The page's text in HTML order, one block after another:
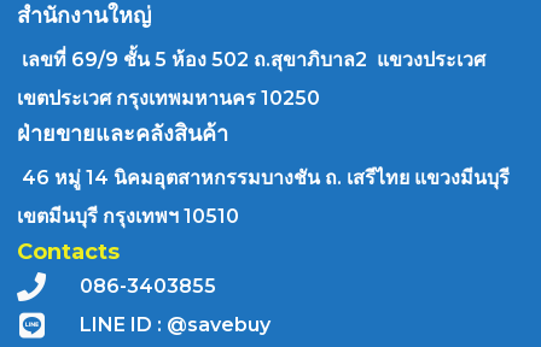
สำนักงานใหญ่
เลขที่ 69/9 ชั้น 5 ห้อง 502 ถ.สุขาภิบาล2 แขวงประเวศ
เขตประเวศ กรุงเทพมหานคร 10250
ฝ่ายขายและคลังสินค้า
46 หมู่ 14 นิคมอุตสาหกรรมบางชัน ถ. เสรีไทย แขวงมีนบุรี
เขตมีนบุรี กรุงเทพฯ 10510
Contacts
086-3403855
LINE ID : @savebuy